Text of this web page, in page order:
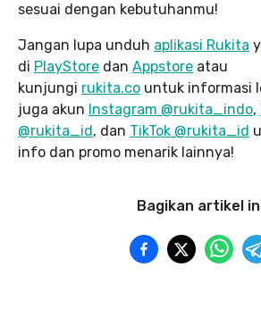
sesuai dengan kebutuhanmu!
Jangan lupa unduh aplikasi Rukita
di PlayStore dan Appstore atau
kunjungi rukita.co untuk informasi
juga akun Instagram @rukita_indo,
@rukita_id , dan TikTok @rukita_id
info dan promo menarik lainnya!
Bagikan artikel